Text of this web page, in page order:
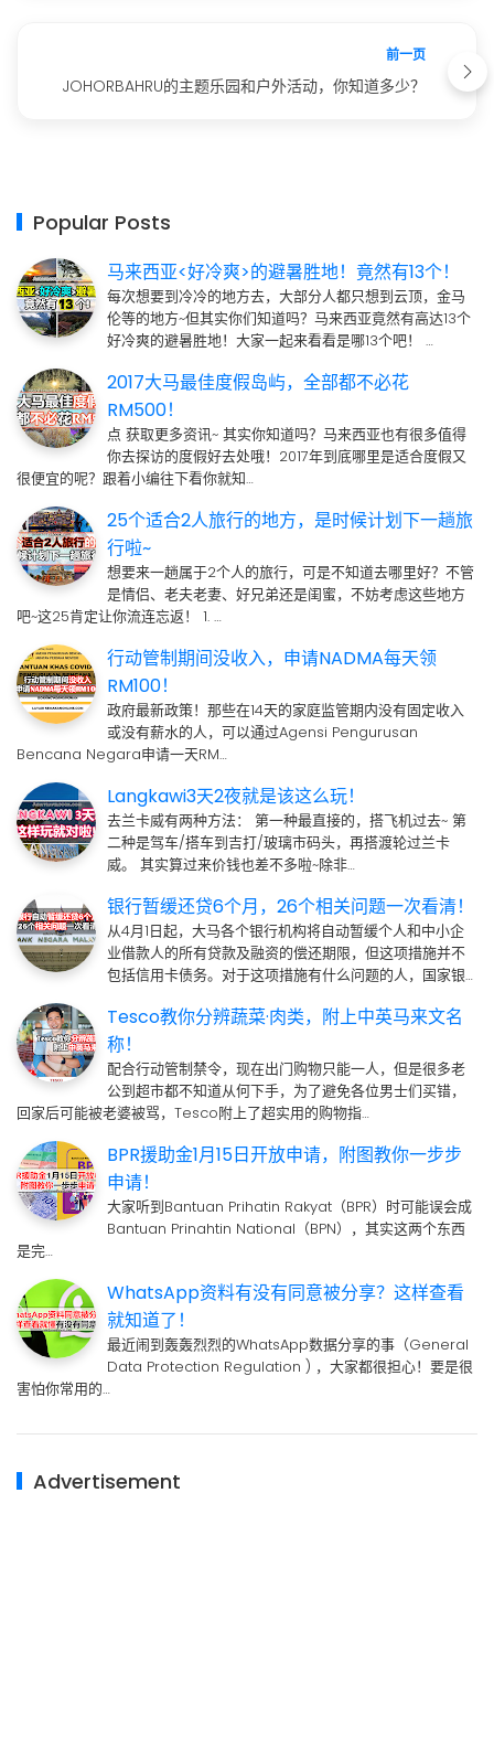
前一页
JOHORBAHRU的主题乐园和户外活动，你知道多少？
Popular Posts
马来西亚<好冷爽>的避暑胜地！竟然有13个！
每次想要到冷冷的地方去，大部分人都只想到云顶，金马
伦等的地方~但其实你们知道吗？马来西亚竟然有高达13个
好冷爽的避暑胜地！大家一起来看看是哪13个吧！ …
2017大马最佳度假岛屿，全部都不必花
RM500！
点 获取更多资讯~ 其实你知道吗？马来西亚也有很多值得
你去探访的度假好去处哦！2017年到底哪里是适合度假又
很便宜的呢？跟着小编往下看你就知…
25个适合2人旅行的地方，是时候计划下一趟旅
行啦~
想要来一趟属于2个人的旅行，可是不知道去哪里好？不管
是情侣、老夫老妻、好兄弟还是闺蜜，不妨考虑这些地方
吧~这25肯定让你流连忘返！ 1. …
行动管制期间没收入，申请NADMA每天领
RM100！
政府最新政策！那些在14天的家庭监管期内没有固定收入
或没有薪水的人，可以通过Agensi Pengurusan
Bencana Negara申请一天RM…
Langkawi3天2夜就是该这么玩！
去兰卡威有两种方法： 第一种最直接的，搭飞机过去~ 第
二种是驾车/搭车到吉打/玻璃市码头，再搭渡轮过兰卡
威。 其实算过来价钱也差不多啦~除非…
银行暂缓还贷6个月，26个相关问题一次看清！
从4月1日起，大马各个银行机构将自动暂缓个人和中小企
业借款人的所有贷款及融资的偿还期限，但这项措施并不
包括信用卡债务。对于这项措施有什么问题的人，国家银…
Tesco教你分辨蔬菜·肉类，附上中英马来文名
称！
配合行动管制禁令，现在出门购物只能一人，但是很多老
公到超市都不知道从何下手，为了避免各位男士们买错，
回家后可能被老婆被骂，Tesco附上了超实用的购物指…
BPR援助金1月15日开放申请，附图教你一步步
申请！
大家听到Bantuan Prihatin Rakyat（BPR）时可能误会成
Bantuan Prinahtin National（BPN），其实这两个东西
是完…
WhatsApp资料有没有同意被分享？这样查看
就知道了！
最近闹到轰轰烈烈的WhatsApp数据分享的事（General
Data Protection Regulation ) ，大家都很担心！要是很
害怕你常用的…
Advertisement